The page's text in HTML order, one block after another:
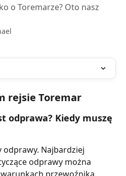
o Toremarze? Oto nasz
rejsie Toremar
odprawa? Kiedy muszę
Najbardziej
odprawy można